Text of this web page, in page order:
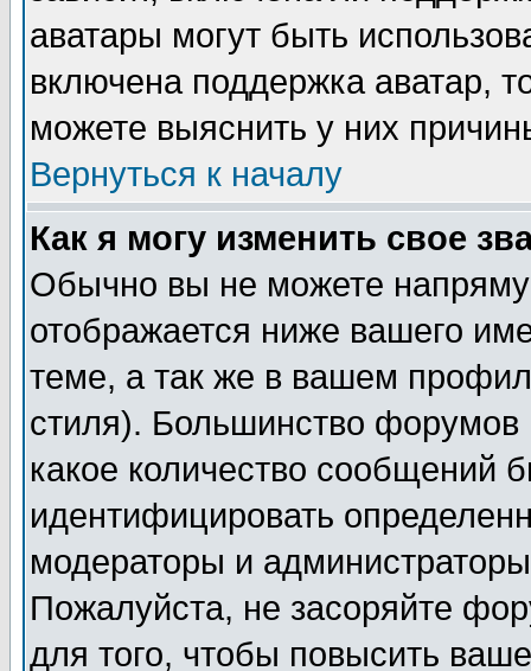
аватары могут быть
включена поддержка аватар,
можете выяснить у них
Вернуться к началу
Как я могу изменить свое
Обычно вы не можете
отображается ниже вашего
теме, а так же в вашем
стиля). Большинство форумов
какое количество сообщений
идентифицировать
модераторы и
Пожалуйста, не засоряйте
для того, чтобы повысить